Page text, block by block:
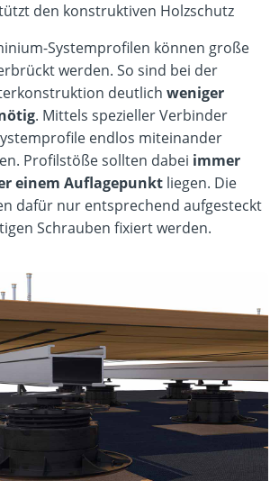
den konstruktiven Holzschutz
Systemprofilen können große
werden. So sind bei der
deutlich weniger
. Mittels spezieller Verbinder
endlos miteinander
Profilstöße sollten dabei immer
einem Auflagepunkt liegen. Die
dafür nur entsprechend aufgesteckt
Schrauben fixiert werden.